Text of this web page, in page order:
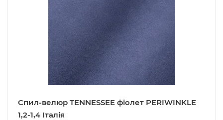
Спил-велюр TENNESSEE фіолет PERIWINKLE
1,2-1,4 Італія